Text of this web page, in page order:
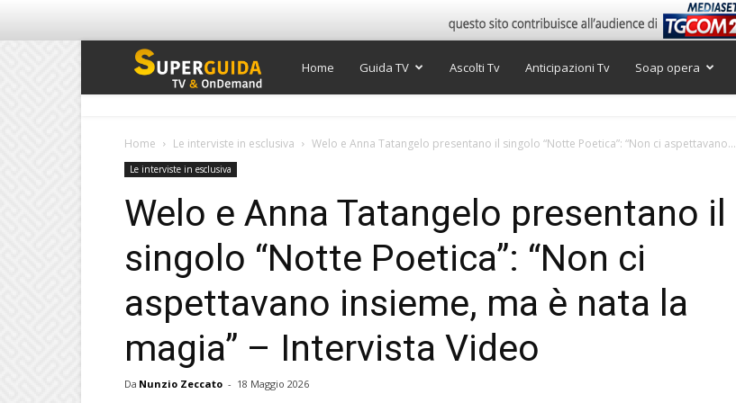
Super
Home Guida TV Ascolti Tv Anticipazioni Tv Soap opera
Home Le interviste in esclusiva Welo e Anna Tatangelo presentano il singolo “Notte Poetica”: “Non ci aspettavano...
Le interviste in esclusiva
Welo e Anna Tatangelo presentano il
singolo “Notte Poetica”: “Non ci
aspettavano insieme, ma è nata la
magia” – Intervista Video
Da Nunzio Zeccato - 18 Maggio 2026